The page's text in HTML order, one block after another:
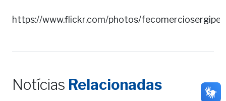
https://www.flickr.com/photos/
Notícias Relacionadas